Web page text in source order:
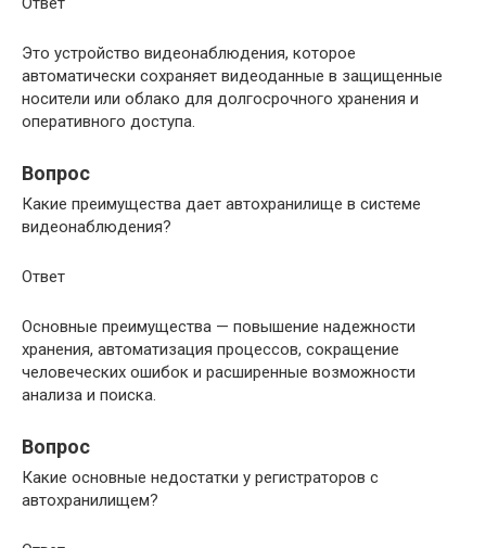
Это устройство видеонаблюдения, которое
автоматически сохраняет видеоданные в защищенные
носители или облако для долгосрочного хранения и
оперативного доступа.
Вопрос
Какие преимущества дает автохранилище в системе
видеонаблюдения?
Ответ
Основные преимущества — повышение надежности
хранения, автоматизация процессов, сокращение
человеческих ошибок и расширенные возможности
анализа и поиска.
Вопрос
Какие основные недостатки у регистраторов с
автохранилищем?